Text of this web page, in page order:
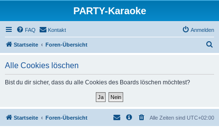
PARTY-Karaoke
FAQ Kontakt Anmelden
Startseite Foren-Übersicht
Alle Cookies löschen
Bist du dir sicher, dass du alle Cookies des Boards löschen möchtest?
Startseite Foren-Übersicht Alle Zeiten sind UTC+02:00